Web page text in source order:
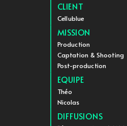
CLIENT
Cellublue
MISSION
Production
Captation & Shooting
Post-production
EQUIPE
Théo
Nicolas
DIFFUSIONS